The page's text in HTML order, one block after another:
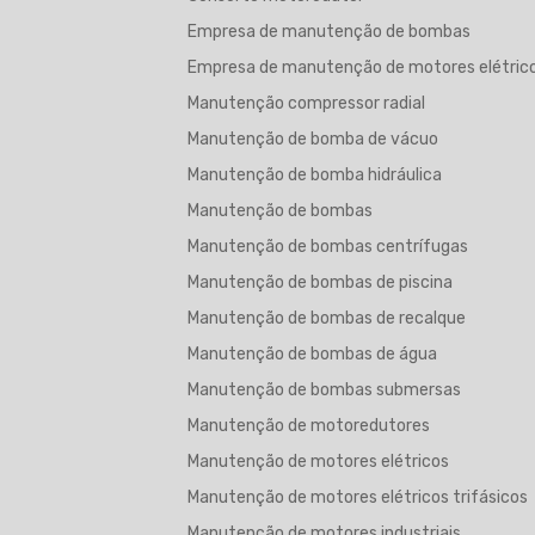
Empresa de manutenção de bombas
Empresa de manutenção de motores
Manutenção compressor radial
Manutenção de bomba de vácuo
Manutenção de bomba hidráulica
Manutenção de bombas
Manutenção de bombas centrífugas
Manutenção de bombas de piscina
Manutenção de bombas de recalque
Manutenção de bombas de água
Manutenção de bombas submersas
Manutenção de motoredutores
Manutenção de motores elétricos
Manutenção de motores elétricos trifásicos